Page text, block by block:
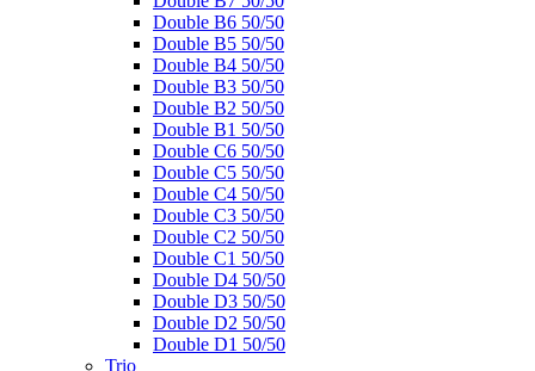
Double B6 50/50
Double B5 50/50
Double B4 50/50
Double B3 50/50
Double B2 50/50
Double B1 50/50
Double C6 50/50
Double C5 50/50
Double C4 50/50
Double C3 50/50
Double C2 50/50
Double C1 50/50
Double D4 50/50
Double D3 50/50
Double D2 50/50
Double D1 50/50
Trio